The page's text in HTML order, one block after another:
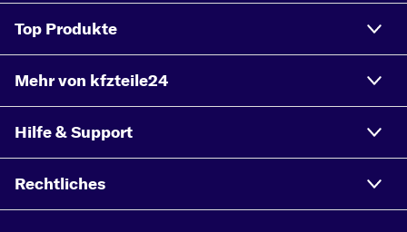
Top Produkte
Mehr von kfzteile24
Hilfe & Support
Rechtliches